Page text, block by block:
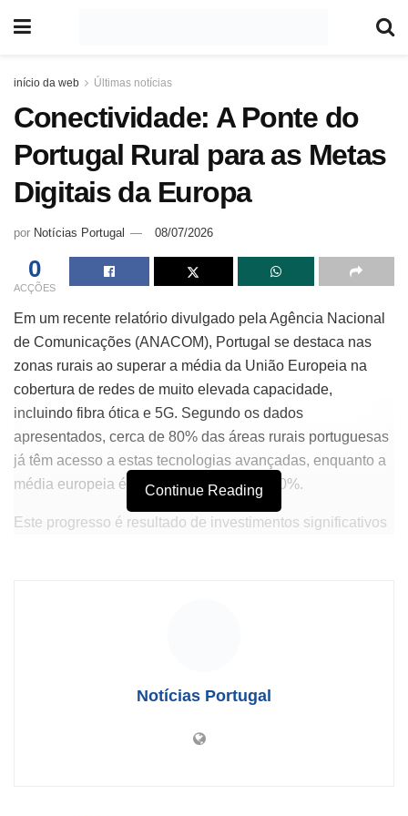
início da web Últimas notícias
Conectividade: A Ponte do
Portugal Rural para as Metas
Digitais da Europa
por Notícias Portugal 08/07/2026
0
ACÇÕES
Em um recente relatório divulgado pela Agência Nacional
de Comunicações (ANACOM), Portugal se destaca nas
zonas rurais ao superar a média da União Europeia na
cobertura de redes de muito elevada capacidade,
incluindo fibra ótica e 5G. Segundo os dados
apresentados, cerca de 80% das áreas rurais portuguesas
já têm acesso a estas tecnologias avançadas, enquanto a
média europeia é de aproximadamente 60%.
Este progresso é resultado de investimentos significativos
empresários locais e agricultores acessem novos
Além disso, a expansão das redes de fibra ótica e 5G
Continue Reading
Notícias Portugal